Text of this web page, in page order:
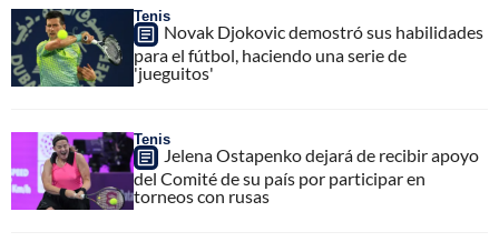
Tenis
Novak Djokovic demostró sus habilidades
para el fútbol, haciendo una serie de
'jueguitos'
Tenis
Jelena Ostapenko dejará de recibir apoyo
del Comité de su país por participar en
torneos con rusas